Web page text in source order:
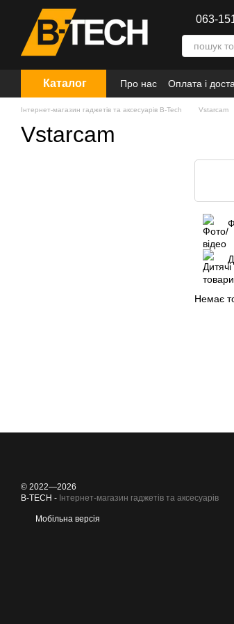
Перейти до основного контенту
063-
Каталог Про нас Оплата і
Інтернет-магазин гаджетів та аксесуарів B-Tech Vstarcam
Vstarcam
Немає
© 2022—2026
B-TECH - Інтернет-магазин гаджетів та аксесуарів
Мобільна версія